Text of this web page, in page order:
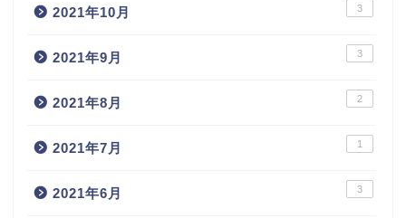
2021年10月 3
2021年9月 3
2021年8月 2
2021年7月 1
2021年6月 3